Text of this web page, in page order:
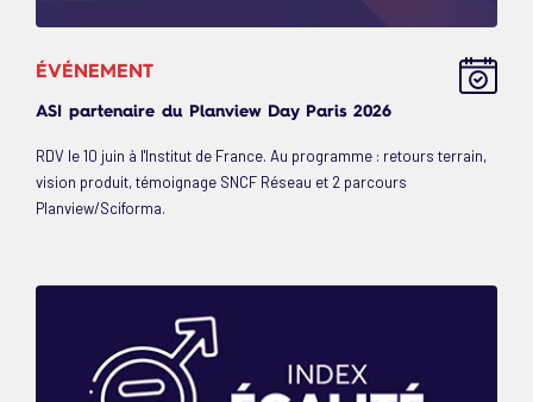
ÉVÉNEMENT
ASI partenaire du Planview Day Paris 2026
RDV le 10 juin à l'Institut de France. Au programme : retours terrain,
vision produit, témoignage SNCF Réseau et 2 parcours
Planview/Sciforma.